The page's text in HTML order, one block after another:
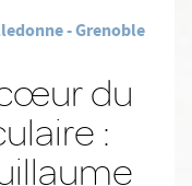
- Grenoble
du
: